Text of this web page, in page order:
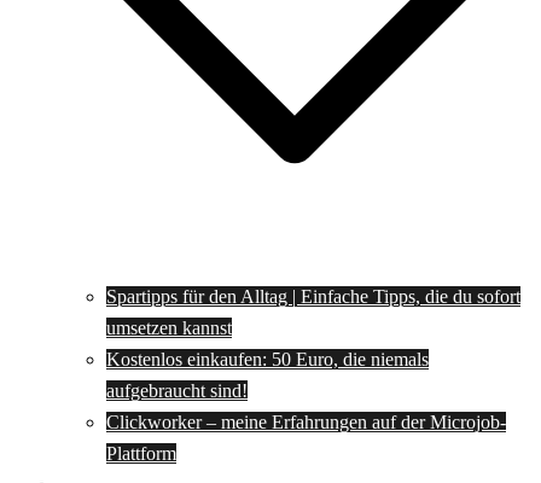
Spartipps für den Alltag | Einfache Tipps, die du sofort
umsetzen kannst
Kostenlos einkaufen: 50 Euro, die niemals
aufgebraucht sind!
Clickworker – meine Erfahrungen auf der Microjob-
Plattform